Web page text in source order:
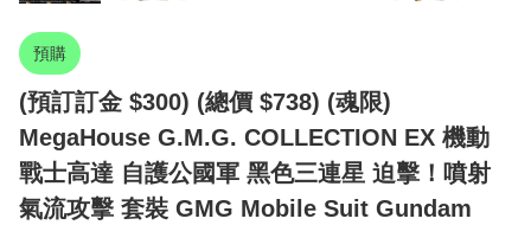
預購
(預訂訂金 $300) (總價 $738) (魂限)
MegaHouse G.M.G. COLLECTION EX 機動
戰士高達 自護公國軍 黑色三連星 迫擊！噴射
氣流攻擊 套裝 GMG Mobile Suit Gundam